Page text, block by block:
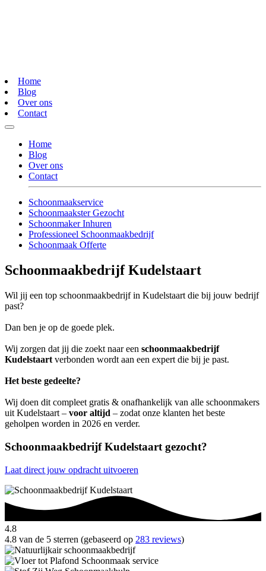
Home
Blog
Over ons
Contact
Home
Blog
Over ons
Contact
Schoonmaakservice
Schoonmaakster Gezocht
Schoonmaker Inhuren
Professioneel Schoonmaakbedrijf
Schoonmaak Offerte
Schoonmaakbedrijf Kudelstaart
Wil jij een top schoonmaakbedrijf in Kudelstaart die bij jouw bedrijf
past?
Dan ben je op de goede plek.
Wij zorgen dat jij die zoekt naar een schoonmaakbedrijf
Kudelstaart verbonden wordt aan een expert die bij je past.
Het beste gedeelte?
Wij doen dit compleet gratis & onafhankelijk van alle schoonmakers
uit Kudelstaart – voor altijd – zodat onze klanten het beste
geholpen worden in 2026 en verder.
Schoonmaakbedrijf Kudelstaart gezocht?
Laat direct jouw opdracht uitvoeren
4.8
4.8 van de 5 sterren (gebaseerd op 283 reviews)